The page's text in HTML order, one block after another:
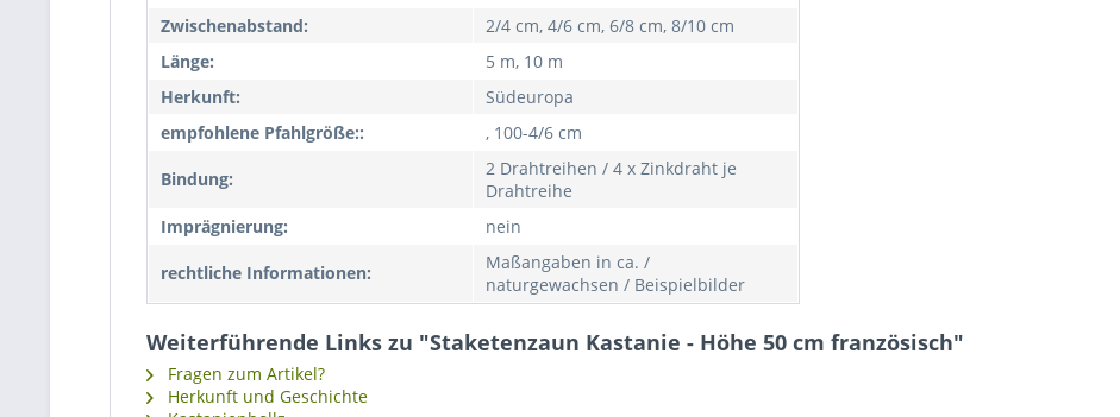
Zwischenabstand:
2/4 cm, 4/6 cm, 6/8 cm, 8/10 cm
Länge:
5 m, 10 m
Herkunft:
Südeuropa
empfohlene Pfahlgröße::
, 100-4/6 cm
Bindung:
2 Drahtreihen / 4 x Zinkdraht je
Drahtreihe
Imprägnierung:
nein
rechtliche Informationen:
Maßangaben in ca. /
naturgewachsen / Beispielbilder
Weiterführende Links zu "Staketenzaun Kastanie - Höhe 50 cm französisch"
Fragen zum Artikel?
Herkunft und Geschichte